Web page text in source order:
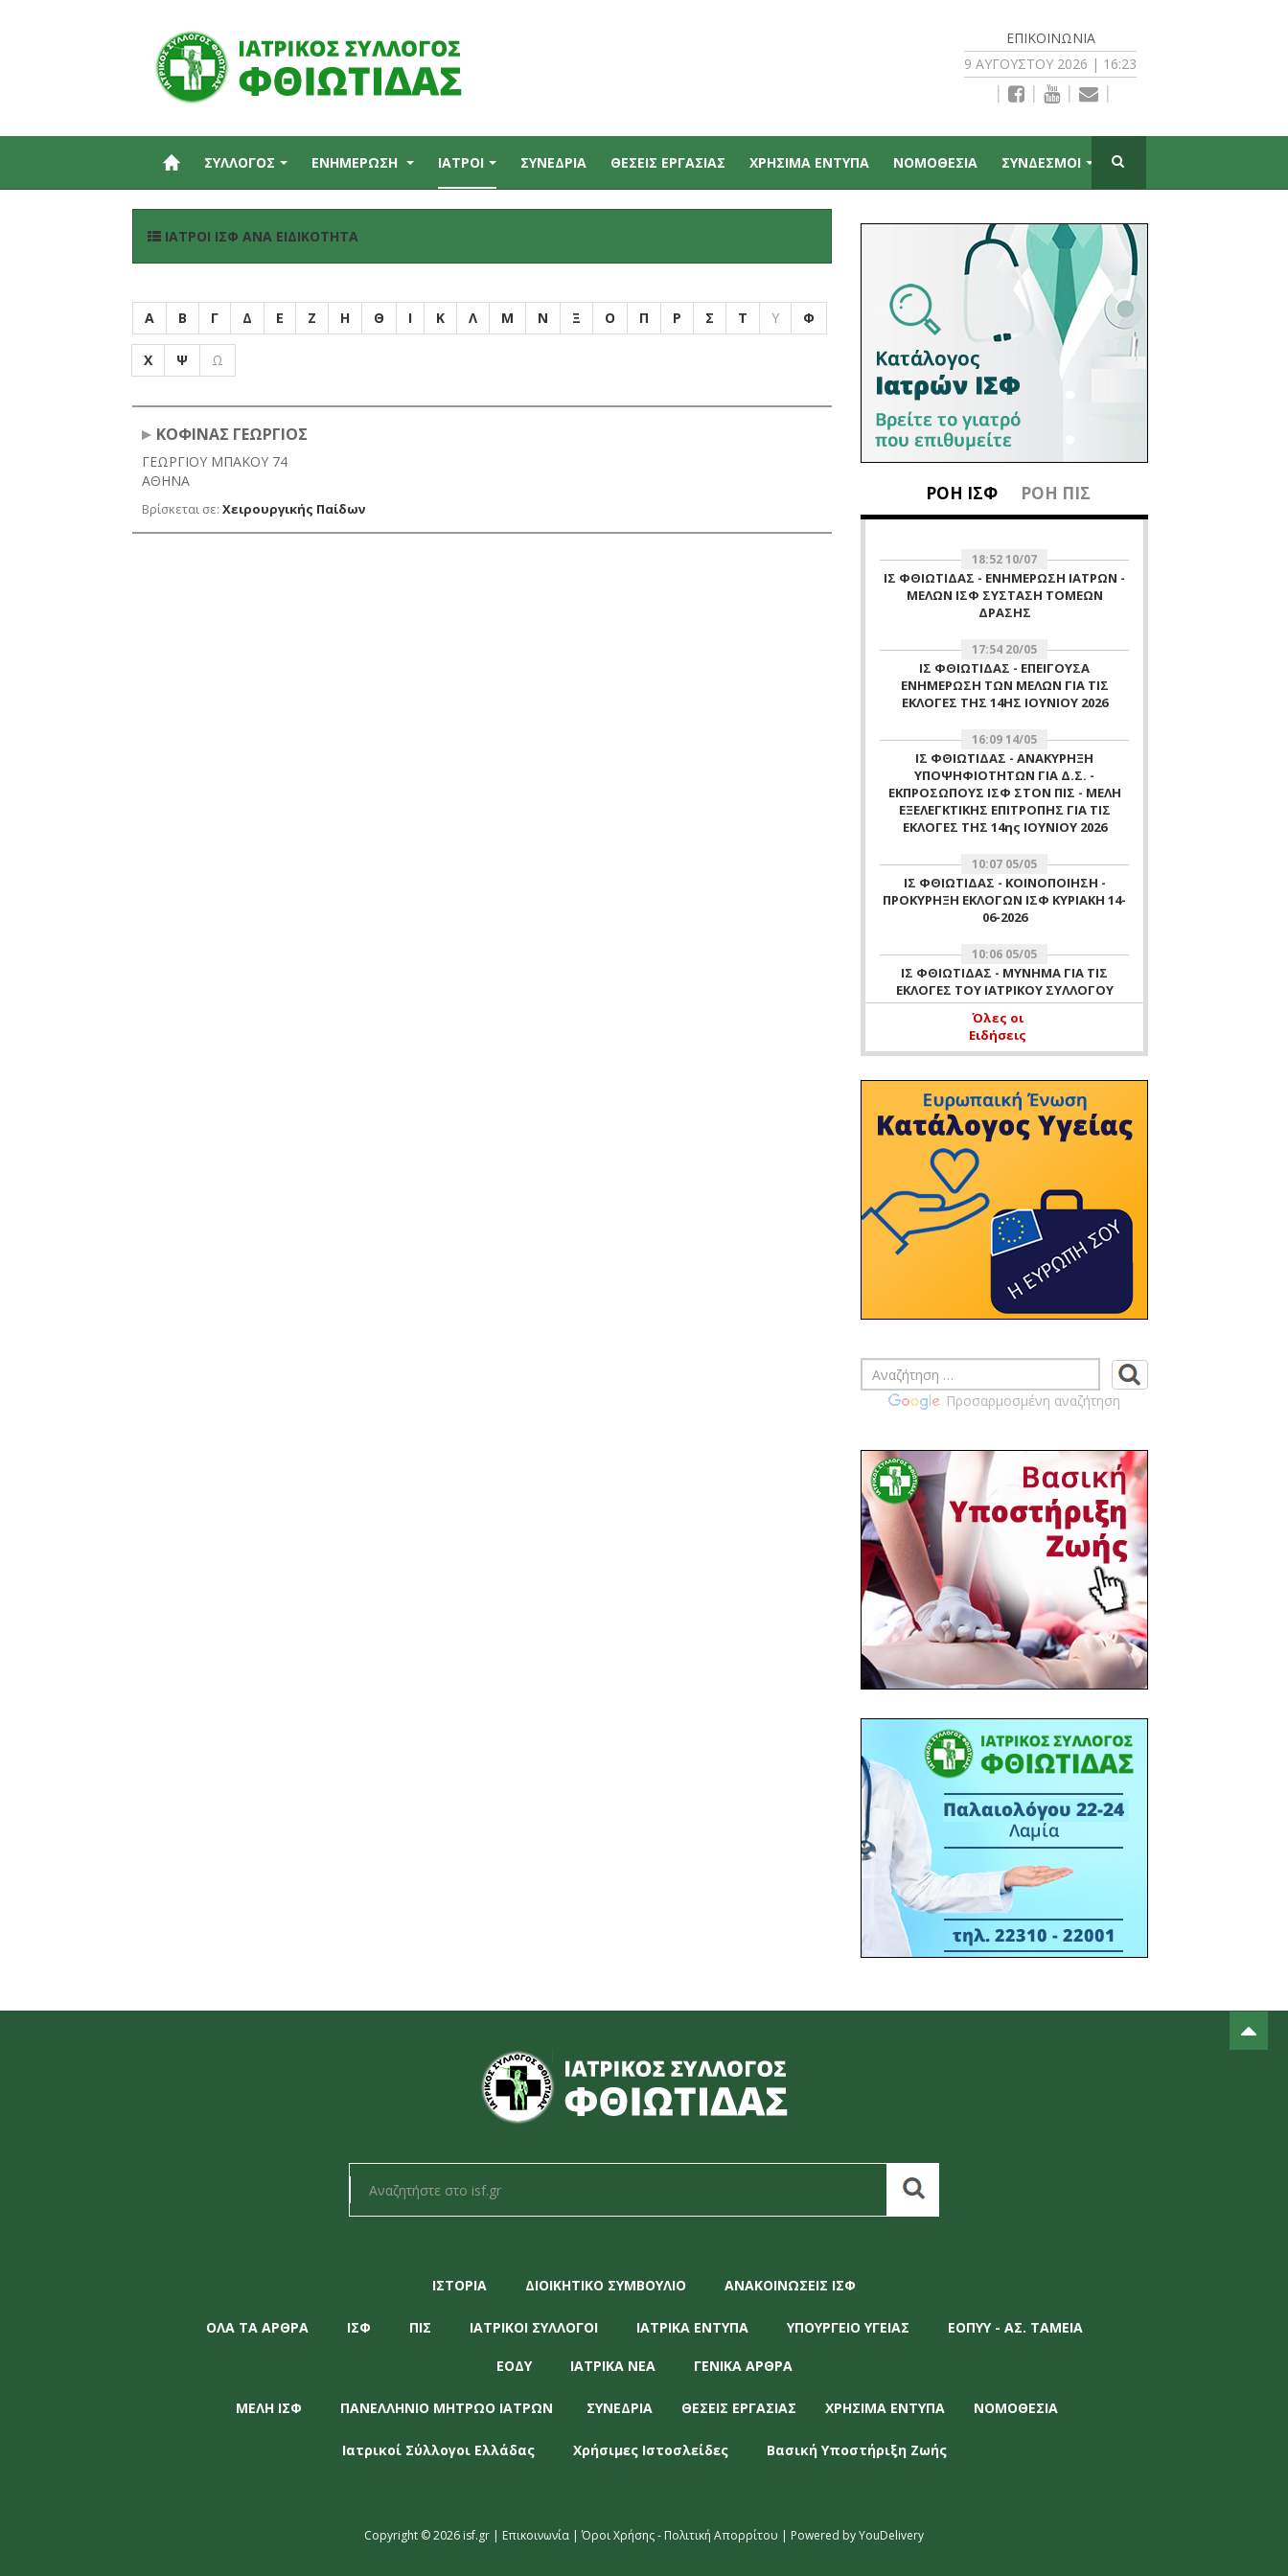
ΕΠΙΚΟΙΝΩΝΊΑ
9 ΑΥΓΟΎΣΤΟΥ 2026 | 16:23
| | | |
ΣΥΛΛΟΓΟΣ ΕΝΗΜΕΡΩΣΗ ΙΑΤΡΟΙ ΣΥΝΕΔΡΙΑ ΘΕΣΕΙΣ ΕΡΓΑΣΙΑΣ ΧΡΗΣΙΜΑ ΕΝΤΥΠΑ ΝΟΜΟΘΕΣΙΑ ΣΥΝΔΕΣΜΟΙ
ΙΑΤΡΟΊ ΙΣΦ ΑΝΆ ΕΙΔΙΚΌΤΗΤΑ
Α Β Γ Δ Ε Ζ Η Θ Ι Κ Λ Μ Ν Ξ Ο Π Ρ Σ Τ Υ Φ
Χ Ψ Ω
ΚΟΦΙΝΑΣ ΓΕΩΡΓΙΟΣ
ΓΕΩΡΓΙΟΥ ΜΠΑΚΟΥ 74
ΑΘΗΝΑ
Βρίσκεται σε: Χειρουργικής Παίδων
ΡΟΗ ΙΣΦ ΡΟΗ ΠΙΣ
18:52 10/07
ΙΣ ΦΘΙΩΤΙΔΑΣ - ΕΝΗΜΕΡΩΣΗ ΙΑΤΡΩΝ -
ΜΕΛΩΝ ΙΣΦ ΣΥΣΤΑΣΗ ΤΟΜΕΩΝ
ΔΡΑΣΗΣ
17:54 20/05
ΙΣ ΦΘΙΩΤΙΔΑΣ - ΕΠΕΙΓΟΥΣΑ
ΕΝΗΜΕΡΩΣΗ ΤΩΝ ΜΕΛΩΝ ΓΙΑ ΤΙΣ
ΕΚΛΟΓΕΣ ΤΗΣ 14ΗΣ ΙΟΥΝΙΟΥ 2026
16:09 14/05
ΙΣ ΦΘΙΩΤΙΔΑΣ - ΑΝΑΚΥΡΗΞΗ
ΥΠΟΨΗΦΙΟΤΗΤΩΝ ΓΙΑ Δ.Σ. -
ΕΚΠΡΟΣΩΠΟΥΣ ΙΣΦ ΣΤΟΝ ΠΙΣ - ΜΕΛΗ
ΕΞΕΛΕΓΚΤΙΚΗΣ ΕΠΙΤΡΟΠΗΣ ΓΙΑ ΤΙΣ
ΕΚΛΟΓΕΣ ΤΗΣ 14ης ΙΟΥΝΙΟΥ 2026
10:07 05/05
ΙΣ ΦΘΙΩΤΙΔΑΣ - ΚΟΙΝΟΠΟΙΗΣΗ -
ΠΡΟΚΥΡΗΞΗ ΕΚΛΟΓΩΝ ΙΣΦ ΚΥΡΙΑΚΗ 14-
06-2026
10:06 05/05
ΙΣ ΦΘΙΩΤΙΔΑΣ - ΜΥΝΗΜΑ ΓΙΑ ΤΙΣ
ΕΚΛΟΓΕΣ ΤΟΥ ΙΑΤΡΙΚΟΥ ΣΥΛΛΟΓΟΥ
ΦΘΙΩΤΙΔΑΣ ΤΗΣ 14 ΙΟΥΝΙΟΥ 2026
11:51 16/04
ΕΚΛΟΓΗ ΜΕΛΟΥΣ ΕΞΕΛΕΓΚΤΙΚΗΣ
ΕΠΙΤΡΟΠΗΣ ΙΣΦ 16 ΑΠΡΙΛΙΟΥ 2026 -
ΕΝΗΜΕΡΩΣΗ ΜΗ ΛΕΙΤΟΥΡΓΙΑΣ
ΓΡΑΦΕΙΩΝ ΙΣΦ ΤΗΝ 16-04-2026 ΛΟΓΩ
ΔΙΕΝΕΡΓΕΙΑΣ ΑΡΧΑΙΡΕΣΙΩΝ ΤΟΥ
ΣΥΛΛΟΓΟΥ
10:37 11/04
ΙΣ ΦΘΙΩΤΙΔΑΣ - ΕΥΧΕΣ
11:47 07/04
ΙΣ ΦΘΙΩΤΙΔΑΣ - ΠΡΟΣΚΛΗΣΗ ΓΙΑ
ΠΡΑΓΜΑΤΟΠΟΙΗΣΗ
ΕΚΛΟΓΟΑΠΟΛΟΓΙΣΤΙΚΗΣ ΓΕΝΙΚΗΣ
ΙΣ ΦΘΙΩΤΙΔΑΣ - ΚΟΙΝΟΠΟΙΗΣΗ
ΕΓΓΡΑΦΩΝ ΠΙΣ ΣΧΕΤΙΚΑ ΜΕ ΤΗΝ
ΙΟΥΝΙΟΥ 2026 ΠΡΟΣ ΕΝΗΜΕΡΩΣΗ ΣΑΣ
14:39 03/04
ΙΣ ΦΘΙΩΤΙΔΑΣ - ΠΡΟΣΚΛΗΣΗ ΓΙΑ
ΕΤΗΣΙΑ ΓΕΝΙΚΗ ΣΥΝΕΛΕΥΣΗ ΙΣΦ
ΤΕΤΑΡΤΗ 22-04-2026 19:00 Μ.Μ.
14:02 02/04
ΙΣ ΦΘΙΩΤΙΔΑΣ - ΚΟΙΝΟΠΟΙΗΣΗ
ΠΡΟΚΥΡΗΞΗΣ ΓΙΑ ΔΙΕΝΕΡΓΕΙΑ ΕΚΛΟΓΩΝ
ΓΙΑ ΑΝΑΠΛΗΡΩΣΗ ΜΕΛΟΥΣ
ΕΞΕΛΕΓΚΤΙΚΗΣ ΕΠΙΤΡΟΠΗΣ
11:03 30/03
πάνελ του Επιμελητηρίου
Φθιώτιδας στο STAR FORUM IV
15:38 13/03
ΙΣ ΦΘΙΩΤΙΔΑΣ - ΔΕΛΤΙΟ ΤΥΠΟΥ -
ΣΥΝΔΙΟΡΓΑΝΩΣΗ ΕΝΗΜΕΡΩΤΙΚΗΣ
ΕΚΔΗΛΩΣΗ ΙΣΦ ΜΕ ΠΟΛΙΤΙΣΤΙΚΟ
ΣΥΛΛΟΓΟ Μ. ΒΡΥΣΗΣ- 16-03-2026
ΑΙΘΟΥΣΑ ΠΟΛΛΑΠΛΩΝ ΧΡΗΣΕΩΝ Μ.
ΒΡΥΣΗΣ - ΩΡΑ 18:30Μ.Μ.
14:22 06/03
ΠΡΟΣΚΛΗΣ ΣΕ ΕΚΔΗΛΩΣΗ
Όλες οι
Ειδήσεις
Προσαρμοσμένη αναζήτηση
ΙΣΤΟΡΙΑ ΔΙΟΙΚΗΤΙΚΟ ΣΥΜΒΟΥΛΙΟ ΑΝΑΚΟΙΝΩΣΕΙΣ ΙΣΦ
ΟΛΑ ΤΑ ΑΡΘΡΑ ΙΣΦ ΠΙΣ ΙΑΤΡΙΚΟΙ ΣΥΛΛΟΓΟΙ ΙΑΤΡΙΚΑ ΕΝΤΥΠΑ ΥΠΟΥΡΓΕΙΟ ΥΓΕΙΑΣ ΕΟΠΥΥ - ΑΣ. ΤΑΜΕΙΑ
ΕΟΔΥ ΙΑΤΡΙΚΑ ΝΕΑ ΓΕΝΙΚΑ ΑΡΘΡΑ
ΜΕΛΗ ΙΣΦ ΠΑΝΕΛΛΗΝΙΟ ΜΗΤΡΩΟ ΙΑΤΡΩΝ ΣΥΝΕΔΡΙΑ ΘΕΣΕΙΣ ΕΡΓΑΣΙΑΣ ΧΡΗΣΙΜΑ ΕΝΤΥΠΑ ΝΟΜΟΘΕΣΙΑ
Ιατρικοί Σύλλογοι Ελλάδας Χρήσιμες Ιστοσλείδες Βασική Υποστήριξη Ζωής
Copyright © 2026 isf.gr | Επικοινωνία |Όροι Χρήσης - Πολιτική Απορρίτου | Powered byYouDelivery